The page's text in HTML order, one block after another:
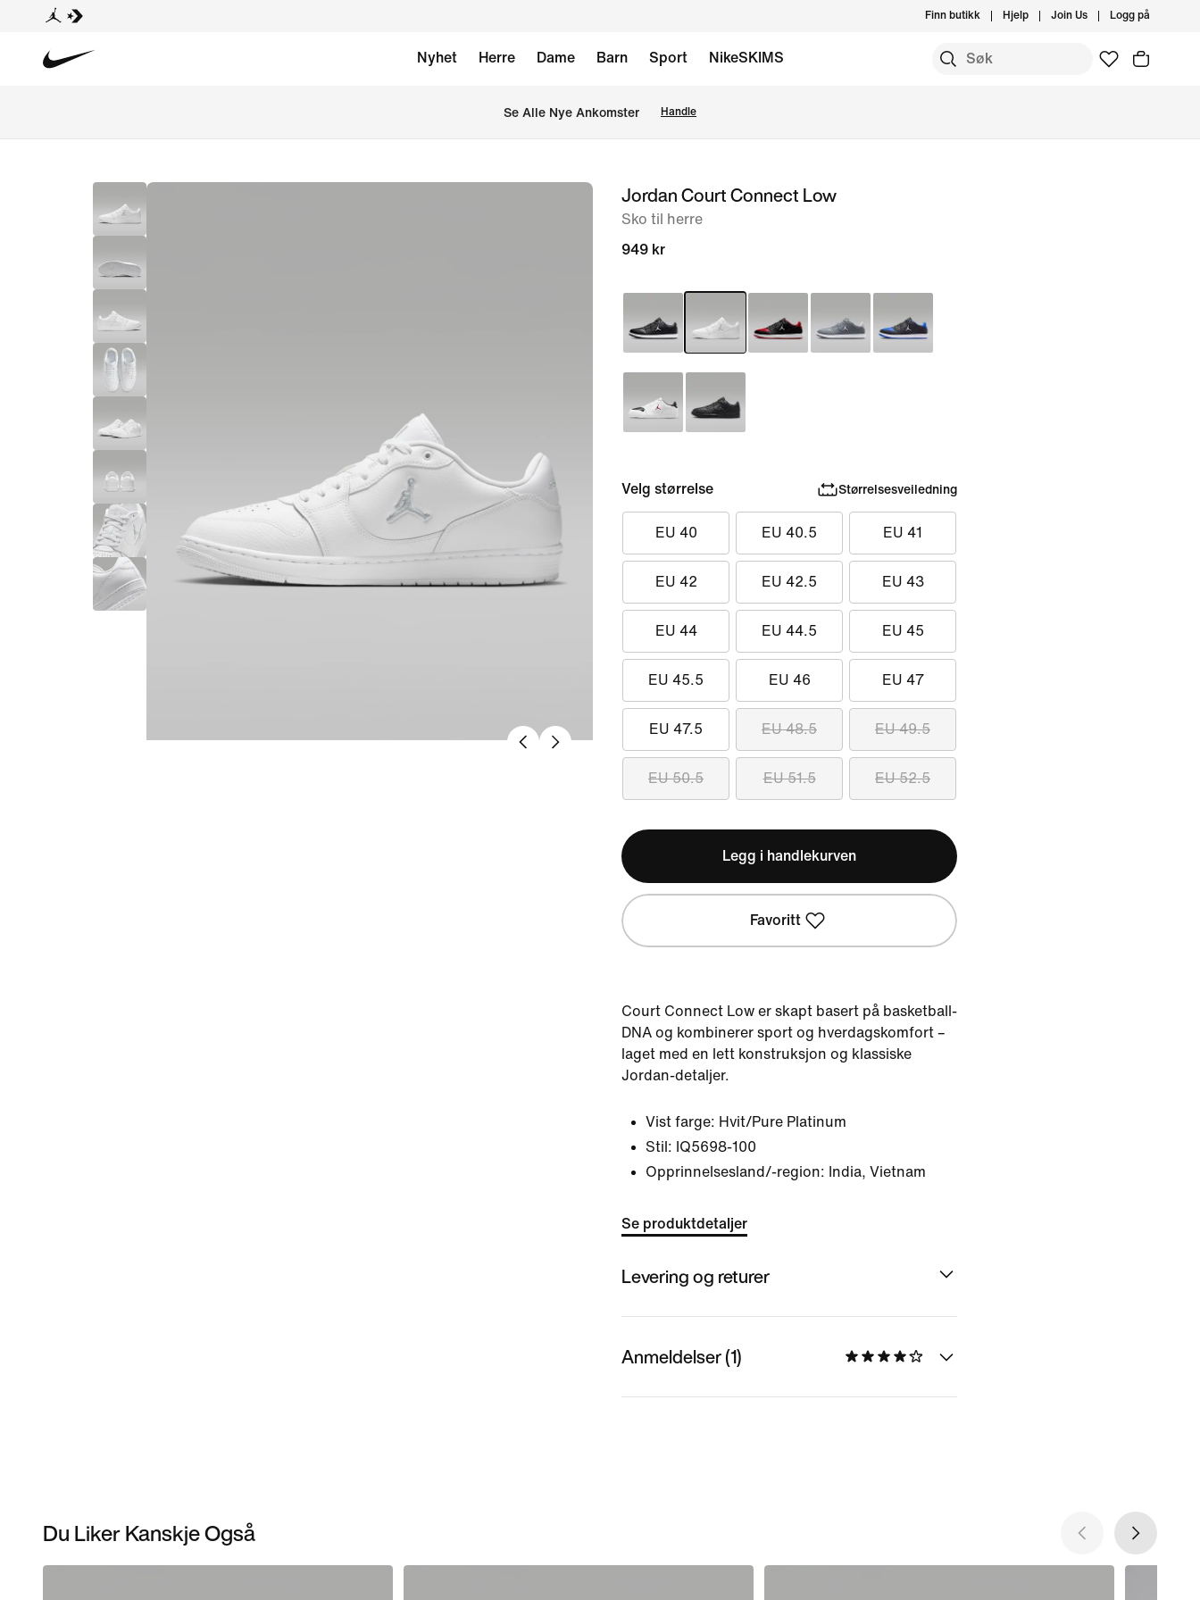
Finn butikk Hjelp Join Us Logg på
Nyhet Herre Dame Barn Sport NikeSKIMS
Se Alle Nye Ankomster Handle
bildeJordan Court Connect Low
Sko til herre
949 kr
Velg størrelse Størrelsesveiledning
EU 40 EU 40.5 EU 41
EU 42 EU 42.5 EU 43
EU 44 EU 44.5 EU 45
EU 45.5 EU 46 EU 47
EU 47.5 EU 48.5 EU 49.5
EU 50.5 EU 51.5 EU 52.5
Legg i handlekurven
Favoritt
Court Connect Low er skapt basert på basketball-
DNA og kombinerer sport og hverdagskomfort –
laget med en lett konstruksjon og klassiske
Jordan-detaljer.
Vist farge: Hvit/Pure Platinum
Stil: IQ5698-100
Opprinnelsesland/-region: India, Vietnam
Se produktdetaljer
Levering og returer
Anmeldelser (1)
Du Liker Kanskje Også